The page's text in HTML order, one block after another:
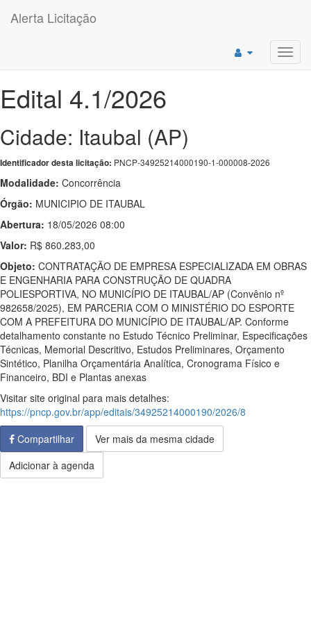
Alerta Licitação
Edital 4.1/2026
Cidade: Itaubal (AP)
Identificador desta licitação: PNCP-34925214000190-1-000008-2026
Modalidade: Concorrência
Órgão: MUNICIPIO DE ITAUBAL
Abertura: 18/05/2026 08:00
Valor: R$ 860.283,00
Objeto: CONTRATAÇÃO DE EMPRESA ESPECIALIZADA EM OBRAS
E ENGENHARIA PARA CONSTRUÇÃO DE QUADRA
POLIESPORTIVA, NO MUNICÍPIO DE ITAUBAL/AP (Convênio nº
982658/2025), EM PARCERIA COM O MINISTÉRIO DO ESPORTE
COM A PREFEITURA DO MUNICÍPIO DE ITAUBAL/AP. Conforme
detalhamento constante no Estudo Técnico Preliminar, Especificações
Técnicas, Memorial Descritivo, Estudos Preliminares, Orçamento
Sintético, Planilha Orçamentária Analítica, Cronograma Físico e
Financeiro, BDI e Plantas anexas
Visitar site original para mais detalhes:
https://pncp.gov.br/app/editais/34925214000190/2026/8
Compartilhar
Ver mais da mesma cidade
Adicionar à agenda